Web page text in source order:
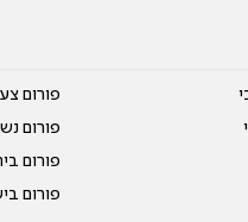
פורום
פורום
פורום
פורום